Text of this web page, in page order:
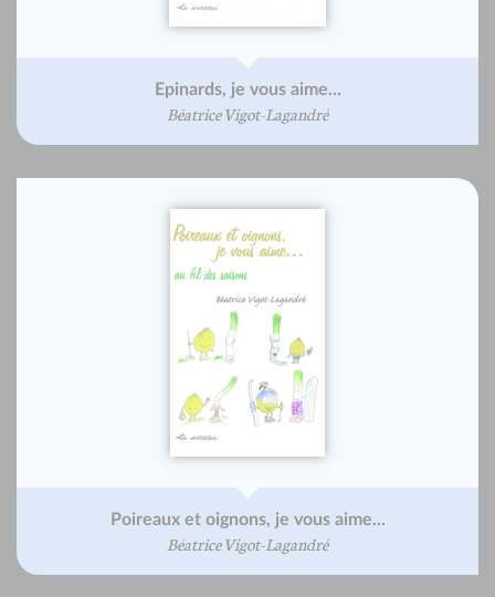
Epinards, je vous aime...
Béatrice Vigot-Lagandré
Poireaux et oignons, je vous aime...
Béatrice Vigot-Lagandré